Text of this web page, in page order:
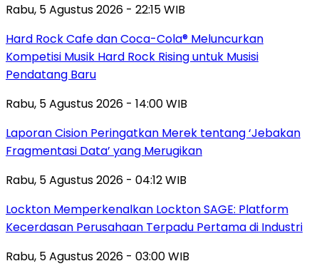
Rabu, 5 Agustus 2026 - 22:15 WIB
Hard Rock Cafe dan Coca-Cola® Meluncurkan
Kompetisi Musik Hard Rock Rising untuk Musisi
Pendatang Baru
Rabu, 5 Agustus 2026 - 14:00 WIB
Laporan Cision Peringatkan Merek tentang ‘Jebakan
Fragmentasi Data’ yang Merugikan
Rabu, 5 Agustus 2026 - 04:12 WIB
Lockton Memperkenalkan Lockton SAGE: Platform
Kecerdasan Perusahaan Terpadu Pertama di Industri
Rabu, 5 Agustus 2026 - 03:00 WIB